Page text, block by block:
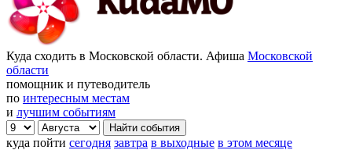
Куда сходить в Московской области. Афиша Московской
области
помощник и путеводитель
по интересным местам
и лучшим событиям
куда пойти сегодня завтра в выходные в этом месяце